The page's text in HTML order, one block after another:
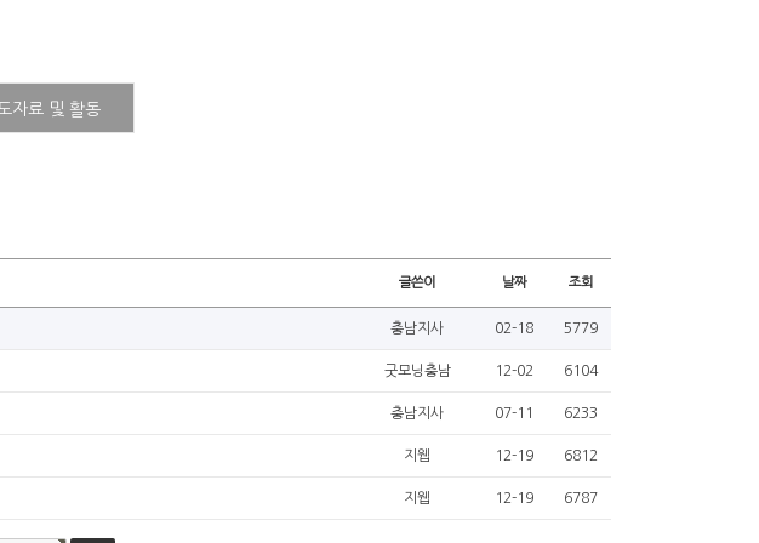
자료 및 활동
글쓴이 날짜 조회
충남지사 02-18 5779
굿모닝충남 12-02 6104
충남지사 07-11 6233
지웹 12-19 6812
지웹 12-19 6787